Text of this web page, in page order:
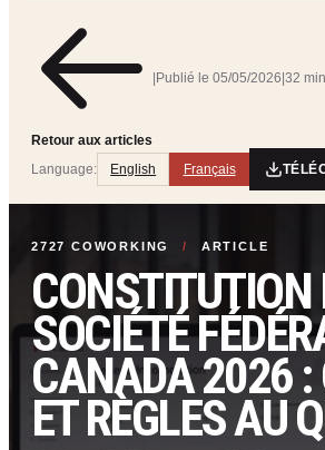
Retour aux articles
Publié le 05/05/2026 32
Language: English Français
2727 COWORKING / ARTICLE
CONSTITUTION
SOCIÉTÉ
CANADA 2026 :
ET RÈGLES AU